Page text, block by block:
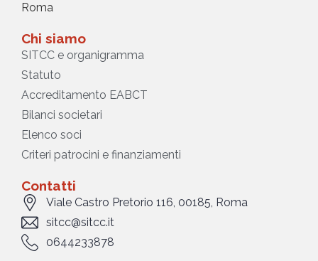
Roma
Chi siamo
SITCC e organigramma
Statuto
Accreditamento EABCT
Bilanci societari
Elenco soci
Criteri patrocini e finanziamenti
Contatti
Viale Castro Pretorio 116, 00185, Roma
sitcc@sitcc.it
0644233878